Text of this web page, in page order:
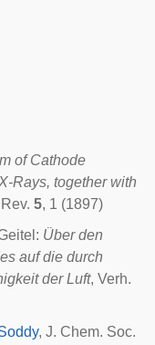
of Cathode
Rays, together with
5, 1 (1897)
: Über den
auf die durch
der Luft, Verh.
, J. Chem. Soc.